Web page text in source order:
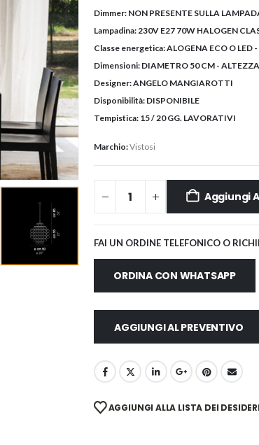
Dimmer: NON PRESENTE SULLA
Lampadina: 230V E27 70W HALOGEN
Classe energetica:ALOGENA ECO O LED
Dimensioni: DIAMETRO 50 CM -
Designer:ANGELO MANGIAROTTI
Disponibilità: DISPONIBILE
Tempistica: 15 / 20 GG. LAVORATIVI
Marchio:Vistosi
Aggiungi
FAI UN ORDINE TELEFONICO O
ORDINA CON WHATSAPP
AGGIUNGI AL PREVENTIVO
AGGIUNGI ALLA LISTA DEI DESIDERI